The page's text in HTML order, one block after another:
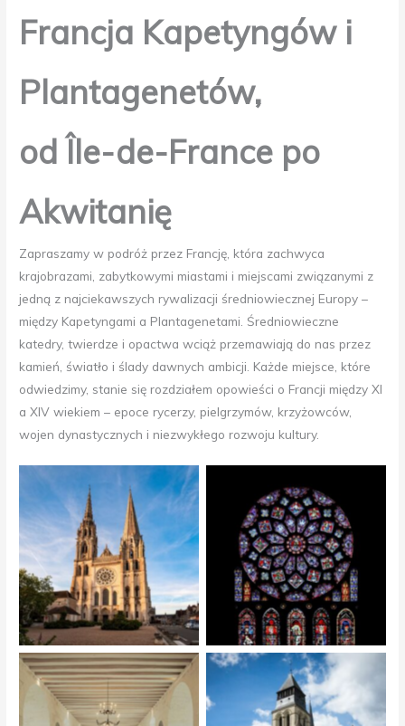
Francja Kapetyngów i
Plantagenetów,
od Île-de-France po
Akwitanię
Zapraszamy w podróż przez Francję, która zachwyca
krajobrazami, zabytkowymi miastami i miejscami związanymi z
jedną z najciekawszych rywalizacji średniowiecznej Europy –
między Kapetyngami a Plantagenetami. Średniowieczne
katedry, twierdze i opactwa wciąż przemawiają do nas przez
kamień, światło i ślady dawnych ambicji. Każde miejsce, które
odwiedzimy, stanie się rozdziałem opowieści o Francji między XI
a XIV wiekiem – epoce rycerzy, pielgrzymów, krzyżowców,
wojen dynastycznych i niezwykłego rozwoju kultury.
Katedra w Chartres Rozeta Katedry w Chartres